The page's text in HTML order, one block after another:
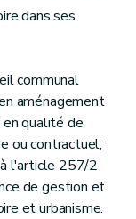
dans ses
communal
aménagement
qualité de
ou contractuel;
l'article 257/2
de gestion et
et urbanisme.